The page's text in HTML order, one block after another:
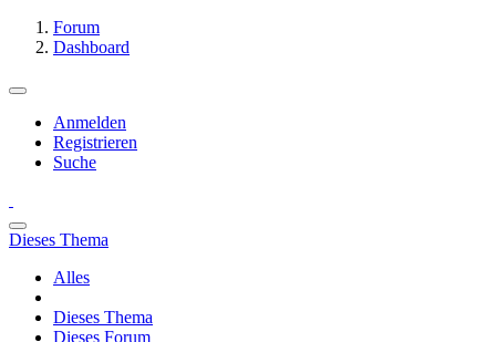
Forum
Dashboard
Anmelden
Registrieren
Suche
Dieses Thema
Alles
Dieses Thema
Dieses Forum